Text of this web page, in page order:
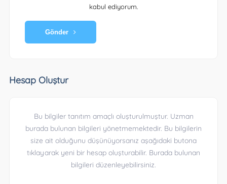
kabul ediyorum.
Gönder
Hesap Oluştur
Bu bilgiler tanıtım amaçlı oluşturulmuştur. Uzman
burada bulunan bilgileri yönetmemektedir. Bu bilgilerin
size ait olduğunu düşünüyorsanız aşağıdaki butona
tıklayarak yeni bir hesap oluşturabilir. Burada bulunan
bilgileri düzenleyebilirsiniz.